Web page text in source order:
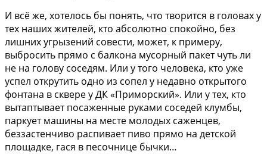
И всё же, хотелось бы понять, что творится в головах у
тех наших жителей, кто абсолютно спокойно, без
лишних угрызений совести, может, к примеру,
выбросить прямо с балкона мусорный пакет чуть ли
не на голову соседям. Или у того человека, кто уже
успел открутить одно из сопел у недавно открытого
фонтана в сквере у ДК «Приморский». Или у тех, кто
вытаптывает посаженные руками соседей клумбы,
паркует машины на месте молодых саженцев,
беззастенчиво распивает пиво прямо на детской
площадке, гася в песочнице бычки…